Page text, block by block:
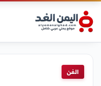
الفن